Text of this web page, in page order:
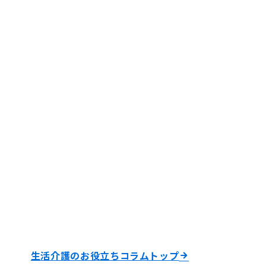
生活介護のお役立ちコラムトップ